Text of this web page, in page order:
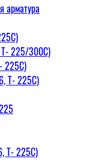
арматура
225/300С)
225С)
Т- 225С)
Т- 225С)